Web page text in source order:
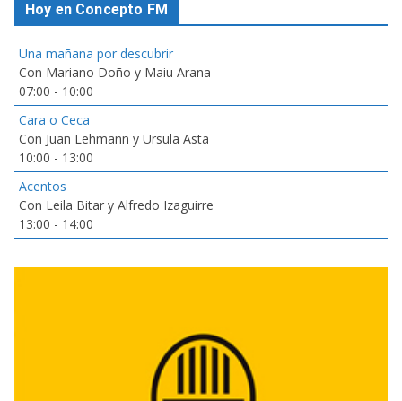
Hoy en Concepto FM
Una mañana por descubrir
Con Mariano Doño y Maiu Arana
07:00 - 10:00
Cara o Ceca
Con Juan Lehmann y Ursula Asta
10:00 - 13:00
Acentos
Con Leila Bitar y Alfredo Izaguirre
13:00 - 14:00